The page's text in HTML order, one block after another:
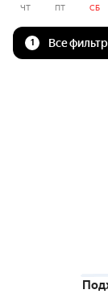
ЧТ ПТ СБ
1 Все